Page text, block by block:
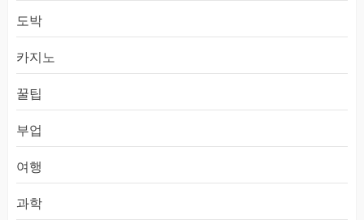
도박
카지노
꿀팁
부업
여행
과학